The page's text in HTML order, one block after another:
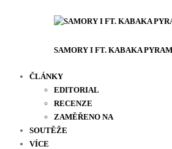
SAMORY I FT. KABAKA
ČLÁNKY
EDITORIAL
RECENZE
ZAMĚŘENO NA
SOUTĚŽE
VÍCE